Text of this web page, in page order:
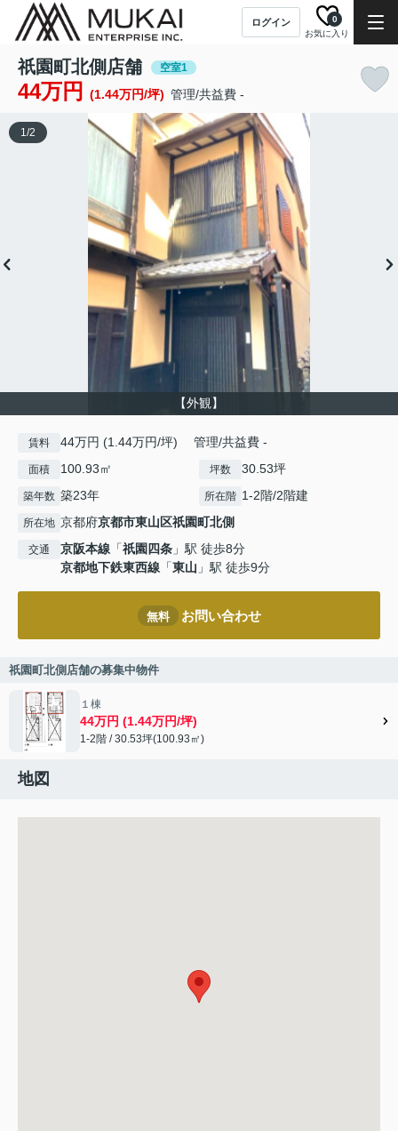
ログイン
お気に入り
0
祇園町北側店舗 空室1
44万円 (1.44万円/坪) 管理/共益費 -
【外観】
1/2
賃料 44万円 (1.44万円/坪) 管理/共益費 -
面積 100.93㎡ 坪数 30.53坪
築年数 築23年 所在階 1-2階/2階建
所在地 京都府京都市東山区祇園町北側
交通 京阪本線 「祇園四条 」駅 徒歩8分
京都地下鉄東西線 「東山 」駅 徒歩9分
無料 お問い合わせ
祇園町北側店舗の募集中物件
１棟
44万円 (1.44万円/坪)
1-2階 / 30.53坪(100.93㎡)
地図